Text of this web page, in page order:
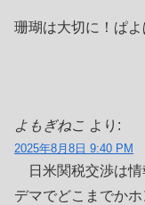
珊瑚は大切に！ぱよ
よもぎねこ より:
2025年8月8日 9:40 PM
日米関税交渉は情
デマでどこまでかホ